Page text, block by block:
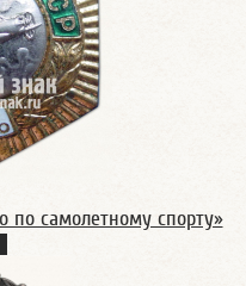
по самолетному спорту»